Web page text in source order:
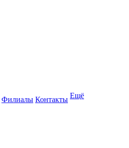
Филиалы Контакты Ещё